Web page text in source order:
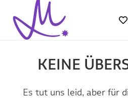
zum
Inhalt
KEINE
Es tut uns leid, aber für